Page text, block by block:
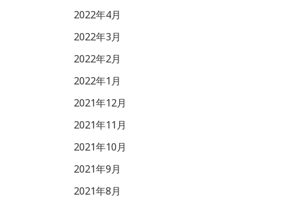
2022年4月
2022年3月
2022年2月
2022年1月
2021年12月
2021年11月
2021年10月
2021年9月
2021年8月